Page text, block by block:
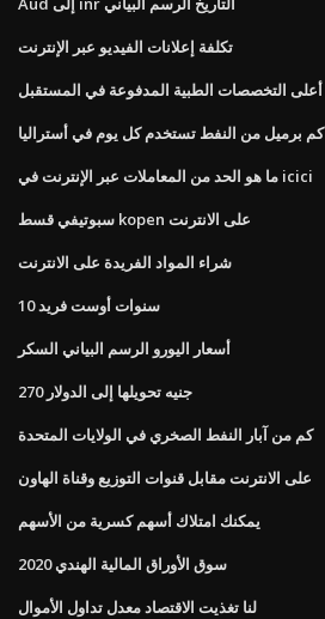
تكلفة إعلانات الفيديو عبر الإنترنت
أعلى التخصصات الطبية المدفوعة في المستقبل
كم برميل من النفط تستخدم كل يوم في أستراليا
ما هو الحد من المعاملات عبر الإنترنت في icici
سبوتيفي قسط kopen على الانترنت
شراء المواد الفريدة على الانترنت
10 سنوات أوست فريد
أسعار اليورو الرسم البياني السكر
270 جنيه تحويلها إلى الدولار
كم من آبار النفط الصخري في الولايات المتحدة
على الانترنت مقابل قنوات التوزيع وقناة الهاون
يمكنك امتلاك أسهم كسرية من الأسهم
سوق الأوراق المالية الهندي 2020
لنا تغذيت الاقتصاد معدل تداول الأموال